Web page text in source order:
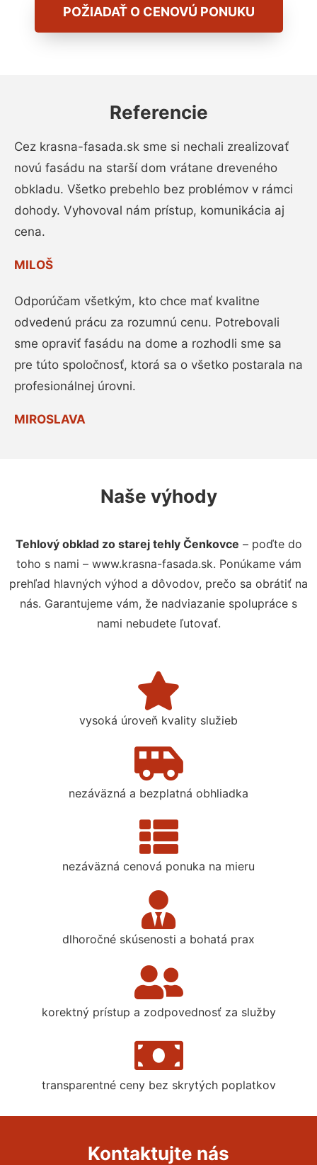
POŽIADAŤ O CENOVÚ PONUKU
Referencie
Cez krasna-fasada.sk sme si nechali zrealizovať
novú fasádu na starší dom vrátane dreveného
obkladu. Všetko prebehlo bez problémov v rámci
dohody. Vyhovoval nám prístup, komunikácia aj
cena.
MILOŠ
Odporúčam všetkým, kto chce mať kvalitne
odvedenú prácu za rozumnú cenu. Potrebovali
sme opraviť fasádu na dome a rozhodli sme sa
pre túto spoločnosť, ktorá sa o všetko postarala na
profesionálnej úrovni.
MIROSLAVA
Naše výhody
Tehlový obklad zo starej tehly Čenkovce – poďte do
toho s nami – www.krasna-fasada.sk. Ponúkame vám
prehľad hlavných výhod a dôvodov, prečo sa obrátiť na
nás. Garantujeme vám, že nadviazanie spolupráce s
nami nebudete ľutovať.
vysoká úroveň kvality služieb
nezáväzná a bezplatná obhliadka
nezáväzná cenová ponuka na mieru
dlhoročné skúsenosti a bohatá prax
korektný prístup a zodpovednosť za služby
transparentné ceny bez skrytých poplatkov
Kontaktujte nás